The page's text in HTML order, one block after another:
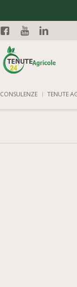
Facebook
CONSULENZE TENUTE